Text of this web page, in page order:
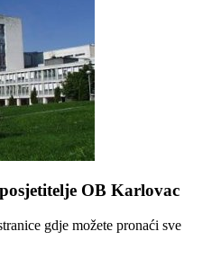
OB Karlovac
gdje možete pronaći sve